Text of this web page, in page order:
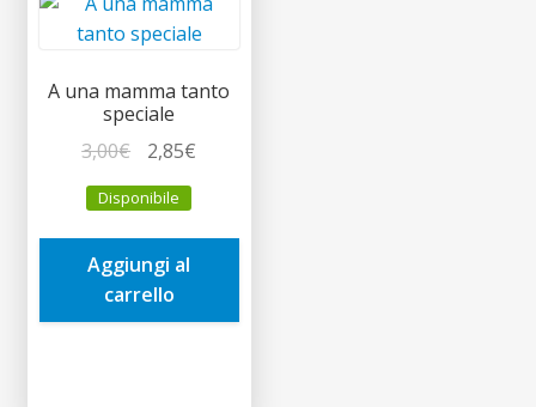
A una mamma tanto
speciale
3,00€
prezzo
originale
era:
3,00€.
2,85€
è:
Disponibile
Aggiungi al
carrello